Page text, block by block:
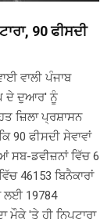
90 ਫੀਸਦੀ
ਵਾਲੀ ਪੰਜਾਬ
ਦੇ ਦੁਆਰ' ਨੂੰ
ਜ਼ਿਲਾ ਪ੍ਰਸ਼ਾਸਨ
90 ਫੀਸਦੀ ਸੇਵਾਵਾਂ
ਡਵੀਜ਼ਨਾਂ ਵਿੱਚ 6
46153 ਬਿਨੈਕਾਰਾਂ
ਲਈ 19784
'ਤੇ ਹੀ ਨਿਪਟਾਰਾ